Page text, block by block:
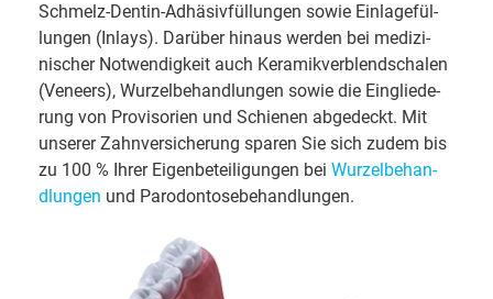
Schmelz-Den­tin-Ad­hä­siv­fül­lun­gen sowie Ein­la­ge­fül­
lun­gen (Inlays). Dar­über hinaus werden bei me­di­zi­
nischer Not­wendig­keit auch Ke­ra­mik­ver­blend­schalen
(Veneers), Wurzelbe­hand­lungen sowie die Ein­glie­de­
rung von Provi­so­rien und Schie­nen ab­ge­deckt. Mit
unserer Zahn­ver­sicher­ung sparen Sie sich zudem bis
zu 100 % Ihrer Eigen­be­tei­li­gung­en bei Wurzel­be­han­
dlungen und Paro­don­to­se­be­hand­lungen.